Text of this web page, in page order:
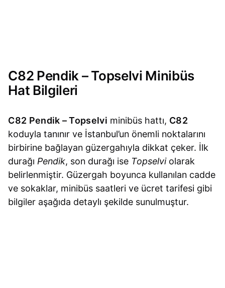
C82 Pendik – Topselvi Minibüs
Hat Bilgileri
C82 Pendik – Topselvi minibüs hattı, C82
koduyla tanınır ve İstanbul’un önemli noktalarını
birbirine bağlayan güzergahıyla dikkat çeker. İlk
durağıPendik, son durağı ise Topselviolarak
belirlenmiştir. Güzergah boyunca kullanılan cadde
ve sokaklar, minibüs saatleri ve ücret tarifesi gibi
bilgiler aşağıda detaylı şekilde sunulmuştur.